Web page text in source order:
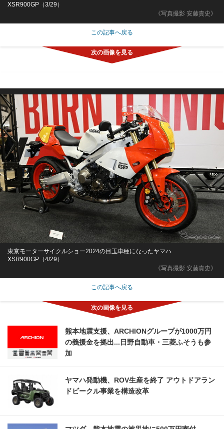
《写真撮影 安藤貴史》
XSR900GP（3/29）
この記事へ戻る
《写真撮影 安藤貴史》
東京モーターサイクルショー2024の目玉車種になったヤマハ
XSR900GP（4/29）
この記事へ戻る
熊本地震支援、ARCHIONグループが1000万円
の義援金を拠出...日野自動車・三菱ふそうも参
加
ヤマハ発動機、ROV生産を終了 アウトドアラン
ドビークル事業を構造改革